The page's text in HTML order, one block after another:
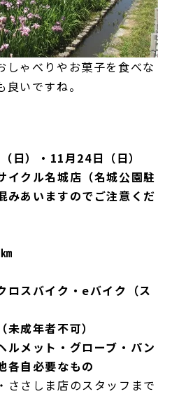
しゃべりやお菓子を食べな
いですね。
）・11月24日（日）
クル名城店（名城公園駐
みあいますのでご注意くだ
ロスバイク・eバイク（ス
成年者不可）
メット・グローブ・パン
各自必要なもの
さしま店のスタッフまで